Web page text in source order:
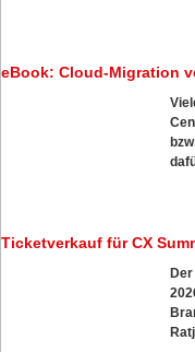
eBook: Cloud-Migration
Ticketverkauf für CX